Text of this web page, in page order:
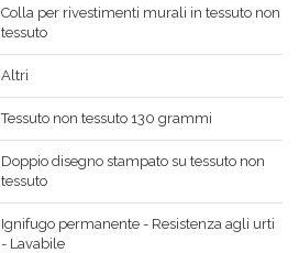
Colla per rivestimenti murali in tessuto non
tessuto
Altri
Tessuto non tessuto 130 grammi
Doppio disegno stampato su tessuto non
tessuto
Ignifugo permanente - Resistenza agli urti
- Lavabile
REGISTRATI